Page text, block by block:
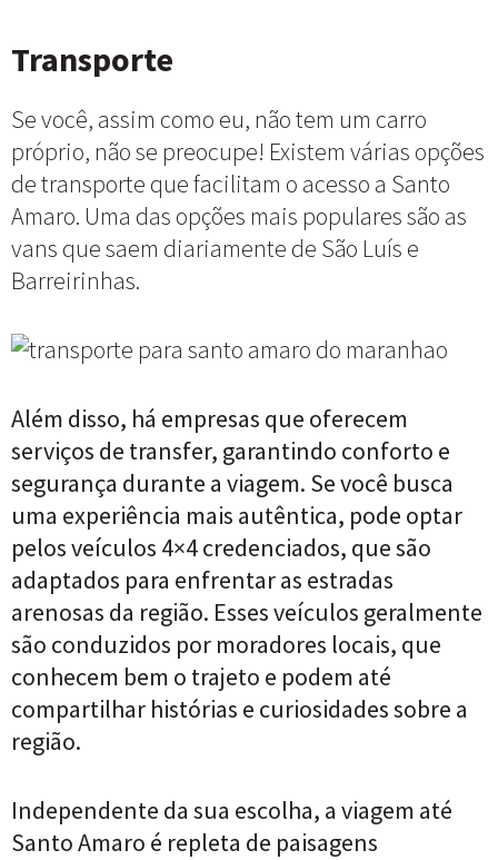
Transporte
Se você, assim como eu, não tem um carro
próprio, não se preocupe! Existem várias opções
de transporte que facilitam o acesso a Santo
Amaro. Uma das opções mais populares são as
vans que saem diariamente de São Luís e
Barreirinhas.
Além disso, há empresas que oferecem
serviços de transfer, garantindo conforto e
segurança durante a viagem. Se você busca
uma experiência mais autêntica, pode optar
pelos veículos 4×4 credenciados, que são
adaptados para enfrentar as estradas
arenosas da região. Esses veículos geralmente
são conduzidos por moradores locais, que
conhecem bem o trajeto e podem até
compartilhar histórias e curiosidades sobre a
região.
Independente da sua escolha, a viagem até
Santo Amaro é repleta de paisagens